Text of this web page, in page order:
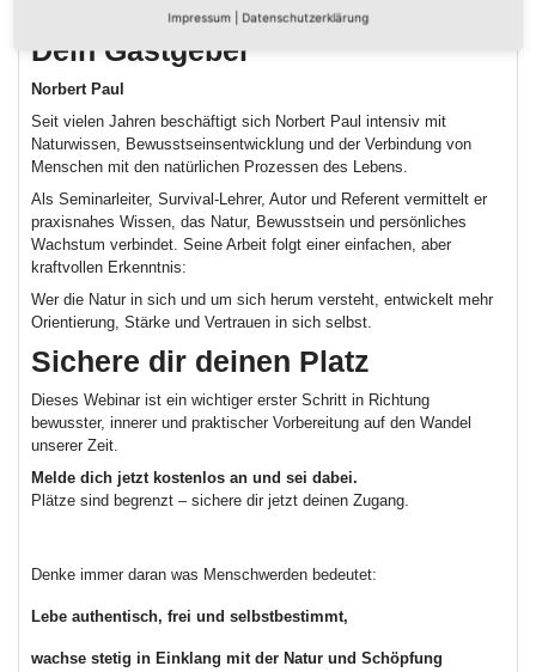
Dein Gastgeber
Norbert Paul
Seit vielen Jahren beschäftigt sich Norbert Paul intensiv mit
Naturwissen, Bewusstseinsentwicklung und der Verbindung von
Menschen mit den natürlichen Prozessen des Lebens.
Als Seminarleiter, Survival-Lehrer, Autor und Referent vermittelt er
praxisnahes Wissen, das Natur, Bewusstsein und persönliches
Wachstum verbindet. Seine Arbeit folgt einer einfachen, aber
kraftvollen Erkenntnis:
Wer die Natur in sich und um sich herum versteht, entwickelt mehr
Orientierung, Stärke und Vertrauen in sich selbst.
Sichere dir deinen Platz
Dieses Webinar ist ein wichtiger erster Schritt in Richtung
bewusster, innerer und praktischer Vorbereitung auf den Wandel
unserer Zeit.
Melde dich jetzt kostenlos an und sei dabei.
Plätze sind begrenzt – sichere dir jetzt deinen Zugang.
Denke immer daran was Menschwerden bedeutet:
Lebe authentisch, frei und selbstbestimmt,
wachse stetig in Einklang mit der Natur und Schöpfung
Impressum Datenschutzerklärung